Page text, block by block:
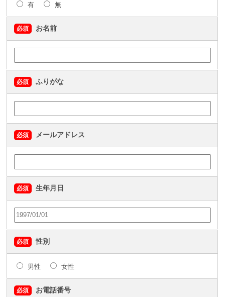
有 無
必須 お名前
必須 ふりがな
必須 メールアドレス
必須 生年月日
必須 性別
男性 女性
必須 お電話番号